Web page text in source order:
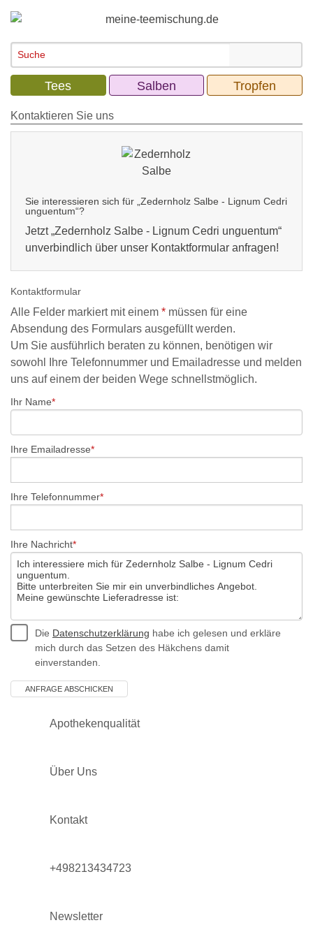
Tees Salben Tropfen
Kontaktieren Sie uns
Sie interessieren sich für „Zedernholz Salbe - Lignum Cedri
unguentum“?
Jetzt „Zedernholz Salbe - Lignum Cedri unguentum“
unverbindlich über unser Kontaktformular anfragen!
Kontaktformular
Alle Felder markiert mit einem * müssen für eine
Absendung des Formulars ausgefüllt werden.
Um Sie ausführlich beraten zu können, benötigen wir
sowohl Ihre Telefonnummer und Emailadresse und melden
uns auf einem der beiden Wege schnellstmöglich.
Ihr Name
Ihre Emailadresse
Ihre Telefonnummer
Ihre Nachricht
Die Datenschutzerklärung habe ich gelesen und erkläre
mich durch das Setzen des Häkchens damit
einverstanden.
Apothekenqualität
Über Uns
Kontakt
+498213434723
Newsletter